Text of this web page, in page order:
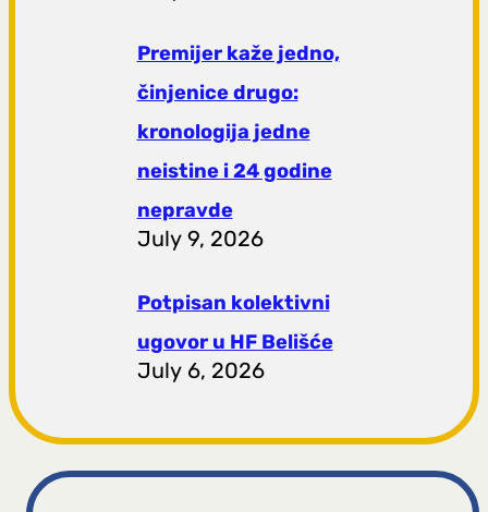
Premijer kaže jedno,
činjenice drugo:
kronologija jedne
neistine i 24 godine
nepravde
July 9, 2026
Potpisan kolektivni
ugovor u HF Belišće
July 6, 2026